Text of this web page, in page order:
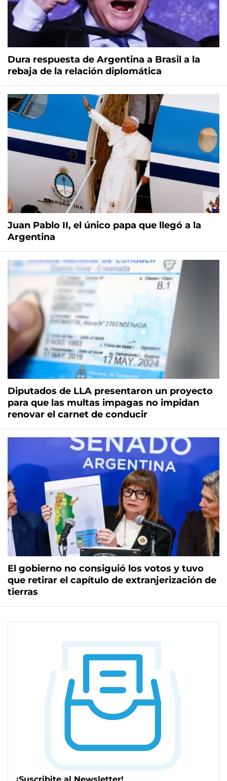
Dura respuesta de Argentina a Brasil a la
rebaja de la relación diplomática
Juan Pablo II, el único papa que llegó a la
Argentina
Diputados de LLA presentaron un proyecto
para que las multas impagas no impidan
renovar el carnet de conducir
El gobierno no consiguió los votos y tuvo
que retirar el capítulo de extranjerización de
tierras